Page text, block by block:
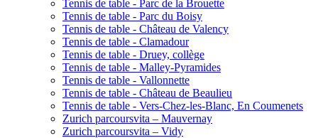
Tennis de table - Parc de la Brouette
Tennis de table - Parc du Boisy
Tennis de table - Château de Valency
Tennis de table - Clamadour
Tennis de table - Druey, collège
Tennis de table - Malley-Pyramides
Tennis de table - Vallonnette
Tennis de table - Château de Beaulieu
Tennis de table - Vers-Chez-les-Blanc, En Coumenets
Zurich parcoursvita – Mauvernay
Zurich parcoursvita – Vidy